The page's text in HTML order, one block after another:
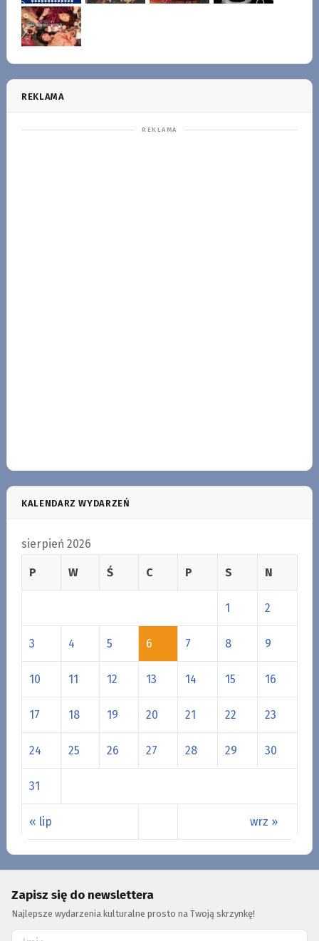
REKLAMA
KALENDARZ WYDARZEŃ
sierpień 2026
P W Ś C P S N
« lip wrz »
1 2
3 4 5 6 7 8 9
10 11 12 13 14 15 16
17 18 19 20 21 22 23
24 25 26 27 28 29 30
31
Zapisz się do newslettera
Najlepsze wydarzenia kulturalne prosto na Twoją skrzynkę!